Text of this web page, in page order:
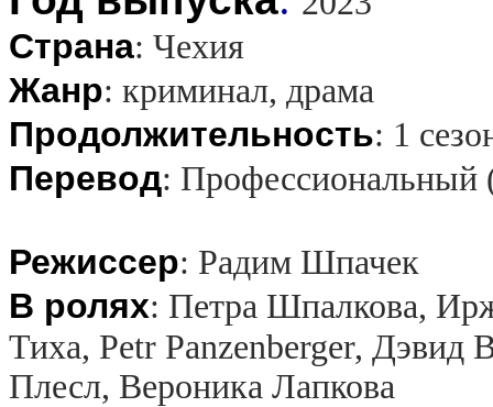
Страна: Чехия
Жанр: криминал, драма
Продолжительность: 1
Перевод: Профессиональный
Режиссер: Радим Шпачек
В ролях: Петра Шпалкова,
Тиха, Petr Panzenberger, Дэвид
Плесл, Вероника Лапкова